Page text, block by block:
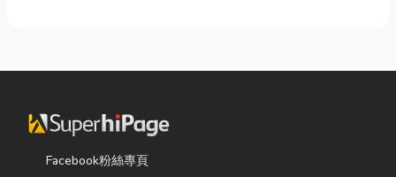
Facebook粉絲專頁